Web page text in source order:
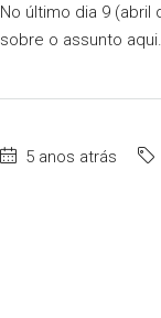
No último dia 9 (abril
sobre o assunto aqui.
5 anos atrás